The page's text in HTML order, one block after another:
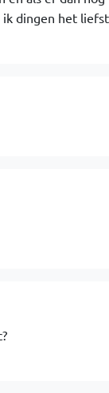
dingen het